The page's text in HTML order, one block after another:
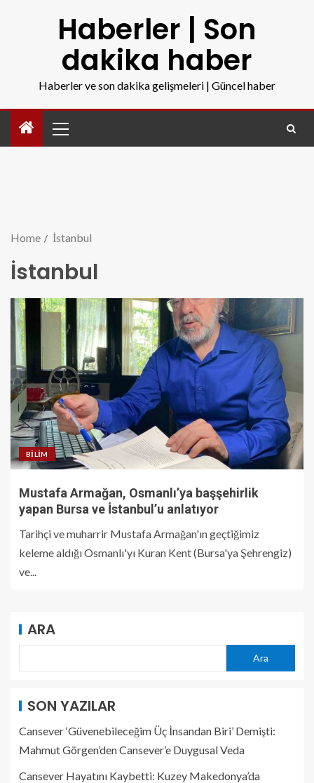
Haberler | Son
dakika haber
Haberler ve son dakika gelişmeleri | Güncel haber
Home İstanbul
İstanbul
BILIM
Mustafa Armağan, Osmanlı’ya başşehirlik
yapan Bursa ve İstanbul’u anlatıyor
Tarihçi ve muharrir Mustafa Armağan'ın geçtiğimiz
keleme aldığı Osmanlı'yı Kuran Kent (Bursa'ya Şehrengiz)
ve...
ARA
Ara
SON YAZILAR
Cansever ‘Güvenebileceğim Üç İnsandan Biri’ Demişti:
Mahmut Görgen’den Cansever’e Duygusal Veda
Cansever Hayatını Kaybetti: Kuzey Makedonya’da